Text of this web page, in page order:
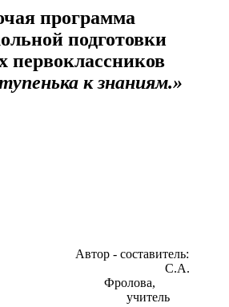
программа
подготовки
первоклассников
к знаниям.»
С.А.
Фролова,
учитель